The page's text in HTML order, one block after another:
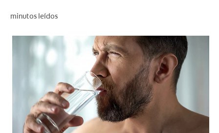
PROMOCIONES
SUSCRÍBASE
minutos leídos